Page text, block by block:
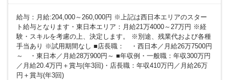
給与：月給:204,000～260,000円 ※上記は西日本エリアのスター
ト給与となります・東日本エリア：月給21万4000～27万円 ※経
験・スキルを考慮の上、決定します。 ※別途、残業代および各種
手当あり ※試用期間なし ■店長職： ・西日本／月給26万7500円
～ ・東日本／月給28万900円～ ■年収例・一般職：年収300万円
／月給20.4万円＋賞与(年3回)・店長職：年収410万円／月給26万
円＋賞与(年3回)